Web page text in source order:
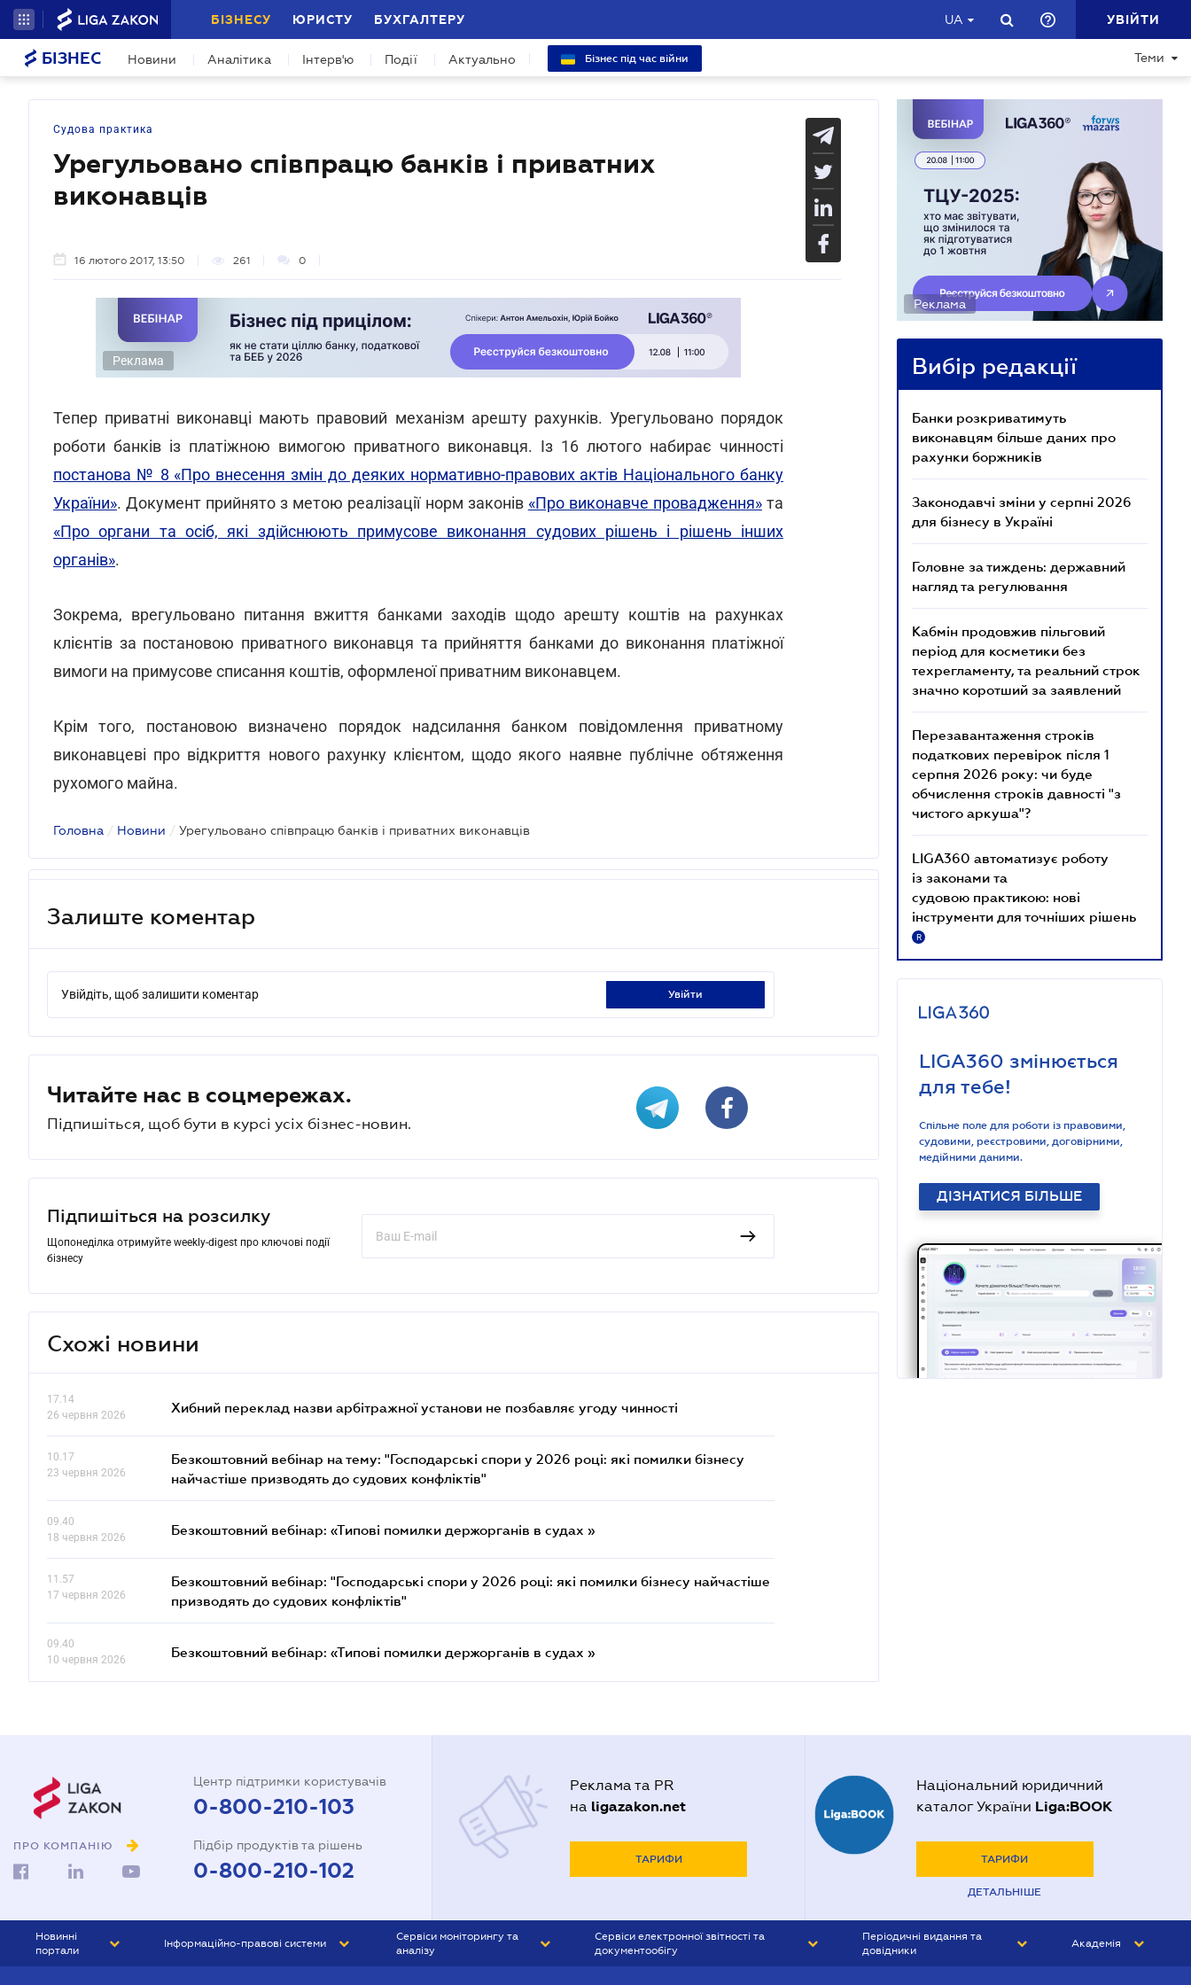
БІЗНЕСУ ЮРИСТУ БУХГАЛТЕРУ UA УВІЙТИ
БІЗНЕС Новини Аналітика Інтерв'ю Події Актуально Бізнес під час війни Теми
Судова практика
Урегульовано співпрацю банків і приватних
виконавців
16 лютого 2017, 13:50 261 0
Реклама
Тепер приватні виконавці мають правовий механізм арешту рахунків. Урегульовано порядок
роботи банків із платіжною вимогою приватного виконавця. Із 16 лютого набирає чинності
постанова № 8 «Про внесення змін до деяких нормативно-правових актів Національного банку
України». Документ прийнято з метою реалізації норм законів «Про виконавче провадження»та
«Про органи та осіб, які здійснюють примусове виконання судових рішень і рішень інших
органів».
Зокрема, врегульовано питання вжиття банками заходів щодо арешту коштів на рахунках
клієнтів за постановою приватного виконавця та прийняття банками до виконання платіжної
вимоги на примусове списання коштів, оформленої приватним виконавцем.
Крім того, постановою визначено порядок надсилання банком повідомлення приватному
виконавцеві про відкриття нового рахунку клієнтом, щодо якого наявне публічне обтяження
рухомого майна.
Головна / Новини / Урегульовано співпрацю банків і приватних виконавців
Залиште коментар
Увійдіть, щоб залишити коментар увійти
Читайте нас в соцмережах.
Підпишіться, щоб бути в курсі усіх бізнес-новин.
Підпишіться на розсилку
Щопонеділка отримуйте weekly-digest про ключові події
бізнесу
Схожі новини
17.14
26 червня 2026
Хибний переклад назви арбітражної установи не позбавляє угоду чинності
10.17
23 червня 2026
Безкоштовний вебінар на тему: "Господарські спори у 2026 році: які помилки бізнесу
найчастіше призводять до судових конфліктів"
09.40
18 червня 2026
Безкоштовний вебінар: «Типові помилки держорганів в судах »
11.57
17 червня 2026
Безкоштовний вебінар: "Господарські спори у 2026 році: які помилки бізнесу найчастіше
призводять до судових конфліктів"
09.40
10 червня 2026
Безкоштовний вебінар: «Типові помилки держорганів в судах »
Реклама
Вибір редакції
Банки розкриватимуть
виконавцям більше даних про
рахунки боржників
Законодавчі зміни у серпні 2026
для бізнесу в Україні
Головне за тиждень: державний
нагляд та регулювання
Кабмін продовжив пільговий
період для косметики без
техрегламенту, та реальний строк
значно коротший за заявлений
Перезавантаження строків
податкових перевірок після 1
серпня 2026 року: чи буде
обчислення строків давності "з
чистого аркуша"?
LIGA360 автоматизує роботу
із законами та
судовою практикою: нові
інструменти для точніших рішень
R
LIGA360 змінюється
для тебе!
Спільне поле для роботи із правовими,
судовими, реєстровими, договірними,
медійними даними.
ДІЗНАТИСЯ БІЛЬШЕ
ПРО КОМПАНІЮ
Центр підтримки користувачів
0-800-210-103
Підбір продуктів та рішень
0-800-210-102
Реклама та PR
на ligazakon.net
ТАРИФИ
Національний юридичний
каталог України Liga:BOOK
ТАРИФИ
ДЕТАЛЬНІШЕ
Новинні
портали
Інформаційно-правові системи
Сервіси моніторингу та
аналізу
Сервіси електронної звітності та
документообігу
Періодичні видання та
довідники
Академія